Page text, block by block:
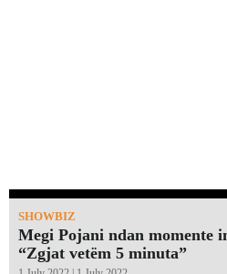
SHOWBIZ
Megi Pojani ndan momente
“Zgjat vetëm 5 minuta”￼